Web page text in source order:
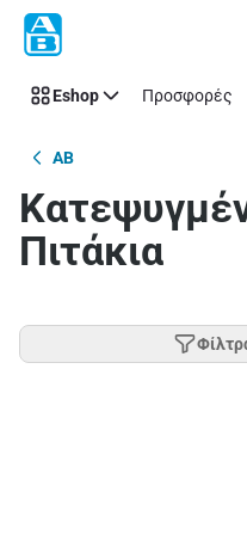
Παράλειψη
Eshop Προσφορές
AB
Πιτάκια